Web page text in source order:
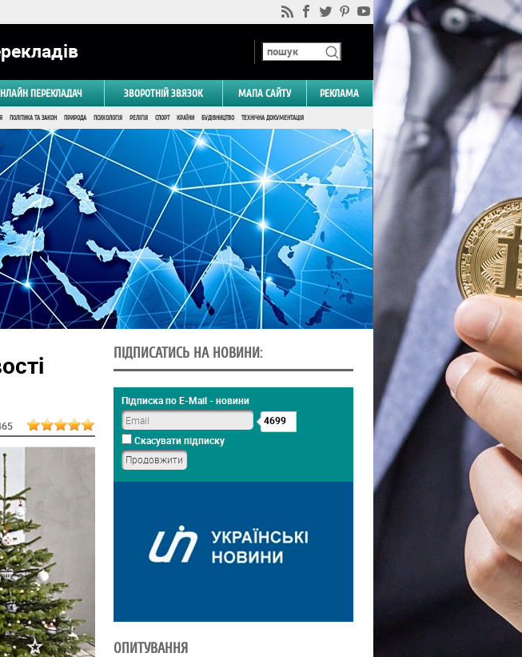
ПЕРЕКЛАДАЧ ЗВОРОТНІЙ ЗВЯЗОК МАПА САЙТУ РЕКЛАМА
ПОЛІТИКА ТА ЗАКОН ПРИРОДА ПСИХОЛОГІЯ РЕЛІГІЯ СПОРТ КРАЇНИ БУДІВНИЦТВО ТЕХНІЧНА ДОКУМЕНТАЦІЯ
ПІДПИСАТИСЬ НА НОВИНИ:
Підписка по E-Mail - новини
4699
Скасувати підписку
ОПИТУВАННЯ